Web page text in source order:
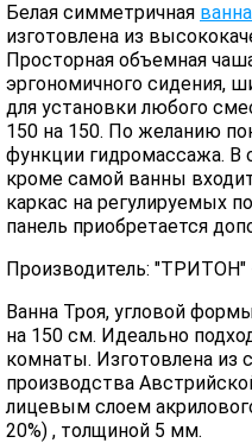
Белая симметричная
изготовлена из
Просторная объемная
эргономичного сидения,
для установки любого
150 на 150. По желанию
функции гидромассажа.
кроме самой ванны
каркас на регулируемых
панель приобретается
Производитель: "ТРИТОН"
Ванна Троя, угловой
на 150 см. Идеально
комнаты. Изготовлена из
производства
лицевым слоем
20%) , толщиной 5 мм.